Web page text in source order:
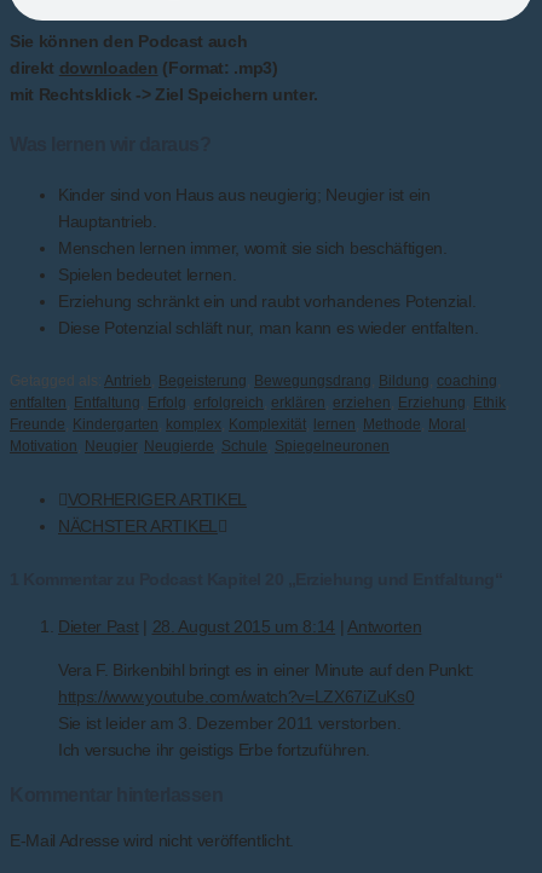
Sie können den Podcast auch
direkt downloaden (Format: .mp3)
mit Rechtsklick -> Ziel Speichern unter.
Kinder sind von Haus aus neugierig; Neugier ist ein
Hauptantrieb.
Menschen lernen immer, womit sie sich beschäftigen.
Spielen bedeutet lernen.
Erziehung schränkt ein und raubt vorhandenes Potenzial.
Diese Potenzial schläft nur, man kann es wieder entfalten.
Getagged als: Antrieb, Begeisterung, Bewegungsdrang, Bildung, coaching,
entfalten, Entfaltung, Erfolg, erfolgreich, erklären, erziehen, Erziehung, Ethik,
Freunde, Kindergarten, komplex, Komplexität, lernen, Methode, Moral ,
Motivation, Neugier, Neugierde, Schule, Spiegelneuronen
VORHERIGER ARTIKEL
NÄCHSTER ARTIKEL
Dieter Past| 28. August 2015 um 8:14 | Antworten
Vera F. Birkenbihl bringt es in einer Minute auf den Punkt:
https://www.youtube.com/watch?v=LZX67iZuKs0
Sie ist leider am 3. Dezember 2011 verstorben.
Ich versuche ihr geistigs Erbe fortzuführen.
E-Mail Adresse wird nicht veröffentlicht.